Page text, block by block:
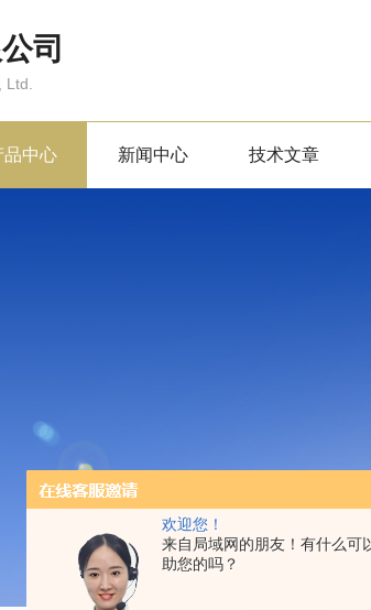
欢迎您！
来自局域网的朋友！有什么可
助您的吗？
司
品中心 新闻中心 技术文章